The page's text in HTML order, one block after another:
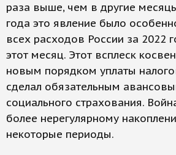
раза выше, чем в другие
года это явление было
всех расходов России за 2022
этот месяц. Этот всплеск
новым порядком уплаты
сделал обязательным
социального страхования.
более нерегулярному
некоторые периоды.